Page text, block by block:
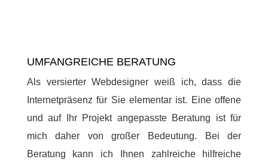
UMFANGREICHE BERATUNG
Als versierter Webdesigner weiß ich, dass die
Internetpräsenz für Sie elementar ist. Eine offene
und auf Ihr Projekt angepasste Beratung ist für
mich daher von großer Bedeutung. Bei der
Beratung kann ich Ihnen zahlreiche hilfreiche